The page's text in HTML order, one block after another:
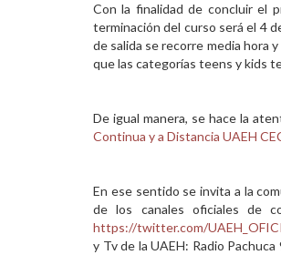
Con la finalidad de concluir el
terminación del curso será el 4
de salida se recorre media hora
que las categorías teens y kids
De igual manera, se hace la
Continua y a Distancia UAEH
En ese sentido se invita a la
de los canales oficiales de
https://twitter.com/
y Tv de la UAEH: Radio